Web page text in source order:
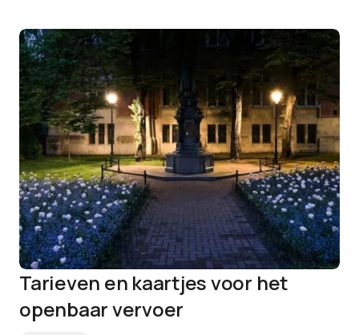
Tarieven en kaartjes voor het
openbaar vervoer